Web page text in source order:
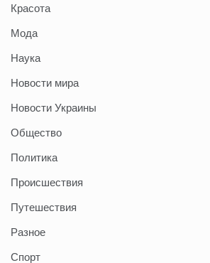
Красота
Мода
Наука
Новости мира
Новости Украины
Общество
Политика
Происшествия
Путешествия
Разное
Спорт